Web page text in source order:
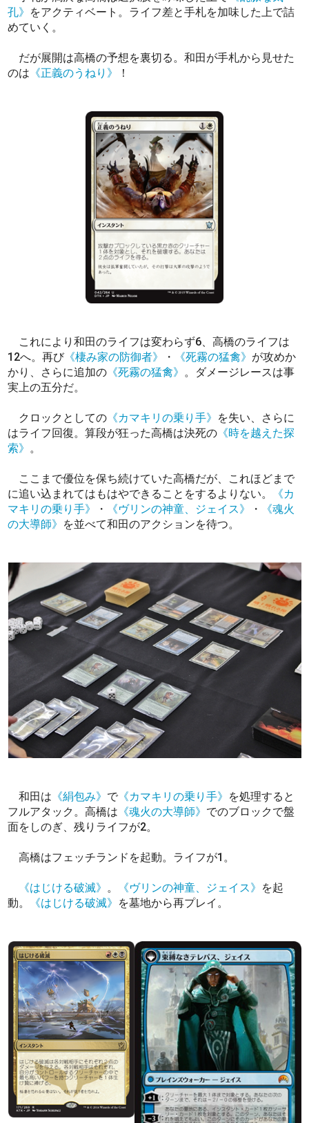
孔》 をアクティベート。ライフ差と手札を加味した上で詰
めていく。
だが展開は高橋の予想を裏切る。和田が手札から見せた
のは 《正義のうねり》 ！
これにより和田のライフは変わらず6、高橋のライフは
12へ。再び《棲み家の防御者》 ・ 《死霧の猛禽》 が攻めか
かり、さらに追加の 《死霧の猛禽》 。ダメージレースは事
実上の五分だ。
クロックとしての 《カマキリの乗り手》 を失い、さらに
はライフ回復。算段が狂った高橋は決死の 《時を越えた探
索》 。
ここまで優位を保ち続けていた高橋だが、これほどまで
に追い込まれてはもはやできることをするよりない。
《カ
マキリの乗り手》
・ 《ヴリンの神童、ジェイス》 ・
《魂火
の大導師》 を並べて和田のアクションを待つ。
和田は 《絹包み》 で 《カマキリの乗り手》 を処理すると
フルアタック。高橋は 《魂火の大導師》 でのブロックで盤
面をしのぎ、残りライフが2。
高橋はフェッチランドを起動。ライフが1。
《はじける破滅》 。 《ヴリンの神童、ジェイス》 を起
動。
《はじける破滅》 を墓地から再プレイ。